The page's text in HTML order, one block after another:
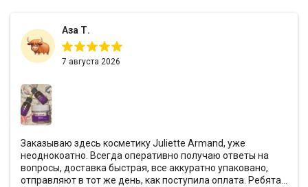
Аза Т.
7 августа 2026
Заказываю здесь косметику Juliette Armand, уже
неоднокоатно. Всегда оперативно получаю ответы на
вопросы, доставка быстрая, все аккуратно упаковано,
отправляют в тот же день, как поступила оплата. Ребята